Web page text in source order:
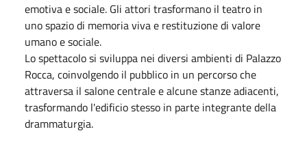
emotiva e sociale. Gli attori trasformano il teatro in
uno spazio di memoria viva e restituzione di valore
umano e sociale.
Lo spettacolo si sviluppa nei diversi ambienti di Palazzo
Rocca, coinvolgendo il pubblico in un percorso che
attraversa il salone centrale e alcune stanze adiacenti,
trasformando l'edificio stesso in parte integrante della
drammaturgia.